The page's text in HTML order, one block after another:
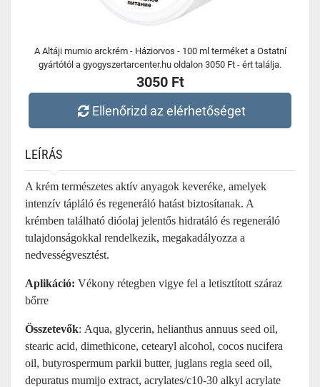
A Altáji mumio arckrém - Háziorvos - 100 ml terméket a Ostatní
gyártótól a gyogyszertarcenter.hu oldalon 3050 Ft - ért találja.
3050 Ft
Ellenőrizd az elérhetőséget
LEÍRÁS
A krém természetes aktív anyagok keveréke, amelyek
intenzív tápláló és regeneráló hatást biztosítanak. A
krémben található dióolaj jelentős hidratáló és regeneráló
tulajdonságokkal rendelkezik, megakadályozza a
nedvességvesztést.
Aplikáció: Vékony rétegben vigye fel a letisztított száraz
bőrre
Összetevők: Aqua, glycerin, helianthus annuus seed oil,
stearic acid, dimethicone, cetearyl alcohol, cocos nucifera
oil, butyrospermum parkii butter, juglans regia seed oil,
depuratus mumijo extract, acrylates/c10-30 alkyl acrylate